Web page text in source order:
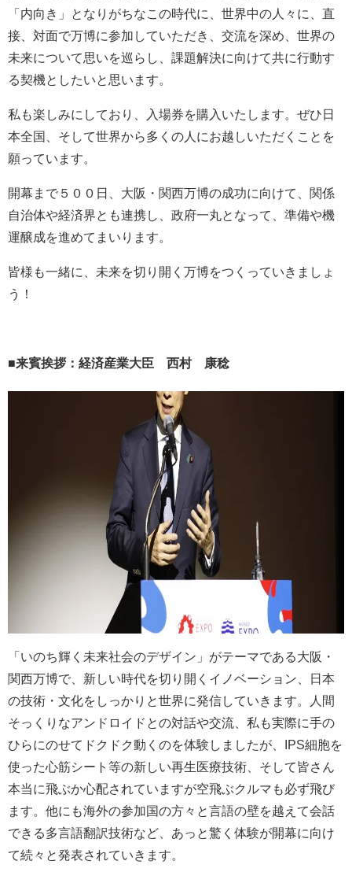
「内向き」となりがちなこの時代に、世界中の人々に、直
接、対面で万博に参加していただき、交流を深め、世界の
未来について思いを巡らし、課題解決に向けて共に行動す
る契機としたいと思います。
私も楽しみにしており、入場券を購入いたします。ぜひ日
本全国、そして世界から多くの人にお越しいただくことを
願っています。
開幕まで５００日、大阪・関西万博の成功に向けて、関係
自治体や経済界とも連携し、政府一丸となって、準備や機
運醸成を進めてまいります。
皆様も一緒に、未来を切り開く万博をつくっていきましょ
う！
■来賓挨拶：経済産業大臣 西村 康稔
「いのち輝く未来社会のデザイン」がテーマである大阪・
関西万博で、新しい時代を切り開くイノベーション、日本
の技術・文化をしっかりと世界に発信していきます。人間
そっくりなアンドロイドとの対話や交流、私も実際に手の
ひらにのせてドクドク動くのを体験しましたが、IPS細胞を
使った心筋シート等の新しい再生医療技術、そして皆さん
本当に飛ぶか心配されていますが空飛ぶクルマも必ず飛び
ます。他にも海外の参加国の方々と言語の壁を越えて会話
できる多言語翻訳技術など、あっと驚く体験が開幕に向け
て続々と発表されていきます。